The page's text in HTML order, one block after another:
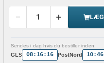
LÆG
Sendes i dag hvis du bestiller inden:
GLS 08:16:16 PostNord